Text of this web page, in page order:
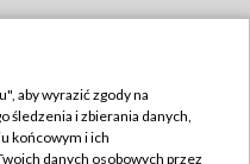
aby wyrazić zgody na
śledzenia i zbierania danych,
końcowym i ich
danych osobowych przez